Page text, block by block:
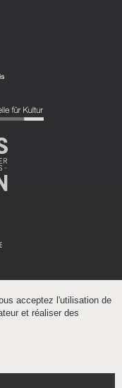
Powered by /boomerang
acceptez l'utilisation de
et réaliser des